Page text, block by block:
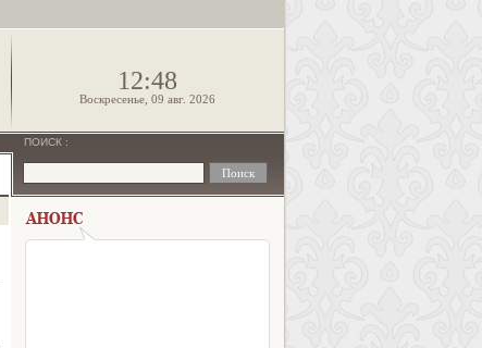
12:48
Воскресенье, 09 авг. 2026
ПОИСК :